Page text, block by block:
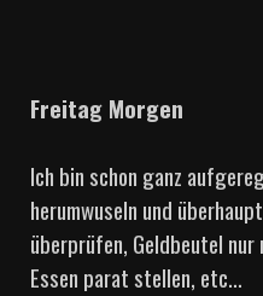
Freitag Morgen
Ich bin schon ganz
herumwuseln und
überprüfen, Geldbeutel
Essen parat stellen, etc…